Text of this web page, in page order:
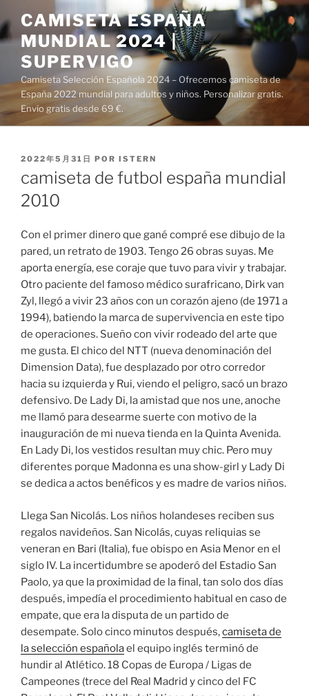
al
contenido
CAMISETA ESPAÑA
MUNDIAL 2024 |
SUPERVIGO
Camiseta Selección Española 2024 – Ofrecemos camiseta de
España 2022 mundial para adultos y niños. Personalizar gratis.
Envío gratis desde 69 €.
PUBLICADO
2022年5月31日 POR ISTERN
camiseta de futbol españa mundial
2010
Con el primer dinero que gané compré ese dibujo de la
pared, un retrato de 1903. Tengo 26 obras suyas. Me
aporta energía, ese coraje que tuvo para vivir y trabajar.
Otro paciente del famoso médico surafricano, Dirk van
Zyl, llegó a vivir 23 años con un corazón ajeno (de 1971 a
1994), batiendo la marca de supervivencia en este tipo
de operaciones. Sueño con vivir rodeado del arte que
me gusta. El chico del NTT (nueva denominación del
Dimension Data), fue desplazado por otro corredor
hacia su izquierda y Rui, viendo el peligro, sacó un brazo
defensivo. De Lady Di, la amistad que nos une, anoche
me llamó para desearme suerte con motivo de la
inauguración de mi nueva tienda en la Quinta Avenida.
En Lady Di, los vestidos resultan muy chic. Pero muy
diferentes porque Madonna es una show-girl y Lady Di
se dedica a actos benéficos y es madre de varios niños.
Llega San Nicolás. Los niños holandeses reciben sus
regalos navideños. San Nicolás, cuyas reliquias se
veneran en Bari (Italia), fue obispo en Asia Menor en el
siglo IV. La incertidumbre se apoderó del Estadio San
Paolo, ya que la proximidad de la final, tan solo dos días
después, impedía el procedimiento habitual en caso de
empate, que era la disputa de un partido de
desempate. Solo cinco minutos después,camiseta de
la selección españolael equipo inglés terminó de
hundir al Atlético. 18 Copas de Europa / Ligas de
Campeones (trece del Real Madrid y cinco del FC